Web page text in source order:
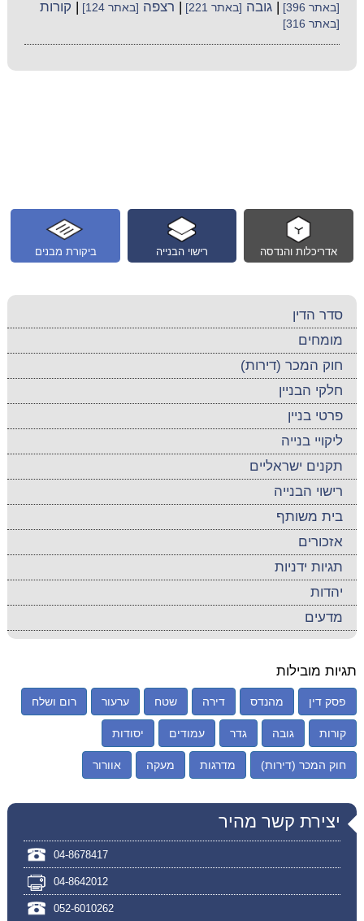
[באתר 396] |גובה [באתר 221] רצפה [באתר 124] קורות
[באתר 316]
ביקורת מבנים רישוי הבנייה אדריכלות והנדסה
סדר הדין
מומחים
חוק המכר (דירות)
חלקי הבניין
פרטי בניין
ליקויי בנייה
תקנים ישראליים
רישוי הבנייה
בית משותף
אזכורים
תגיות ידניות
יהדות
מדעים
תגיות מובילות
פסק דין מהנדס דירה שטח ערעור רום ושלח
קורות גובה גדר עמודים יסודות
חוק המכר (דירות) מדרגות מעקה אוורור
יצירת קשר מהיר
04-8678417
04-8642012
052-6010262